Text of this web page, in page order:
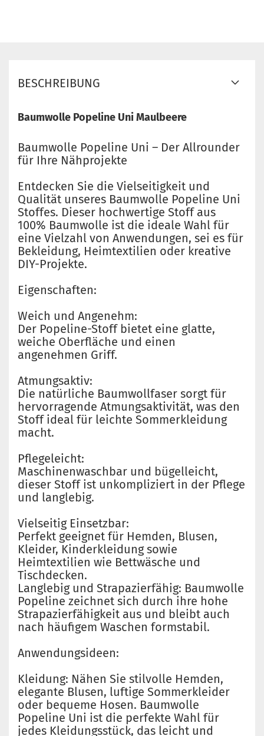
BESCHREIBUNG
Baumwolle Popeline Uni Maulbeere
Baumwolle Popeline Uni – Der Allrounder
für Ihre Nähprojekte
Entdecken Sie die Vielseitigkeit und
Qualität unseres Baumwolle Popeline Uni
Stoffes. Dieser hochwertige Stoff aus
100% Baumwolle ist die ideale Wahl für
eine Vielzahl von Anwendungen, sei es für
Bekleidung, Heimtextilien oder kreative
DIY-Projekte.
Eigenschaften:
Weich und Angenehm:
Der Popeline-Stoff bietet eine glatte,
weiche Oberfläche und einen
angenehmen Griff.
Atmungsaktiv:
Die natürliche Baumwollfaser sorgt für
hervorragende Atmungsaktivität, was den
Stoff ideal für leichte Sommerkleidung
macht.
Pflegeleicht:
Maschinenwaschbar und bügelleicht,
dieser Stoff ist unkompliziert in der Pflege
und langlebig.
Vielseitig Einsetzbar:
Perfekt geeignet für Hemden, Blusen,
Kleider, Kinderkleidung sowie
Heimtextilien wie Bettwäsche und
Tischdecken.
Langlebig und Strapazierfähig: Baumwolle
Popeline zeichnet sich durch ihre hohe
Strapazierfähigkeit aus und bleibt auch
nach häufigem Waschen formstabil.
Anwendungsideen:
Kleidung: Nähen Sie stilvolle Hemden,
elegante Blusen, luftige Sommerkleider
oder bequeme Hosen. Baumwolle
Popeline Uni ist die perfekte Wahl für
jedes Kleidungsstück, das leicht und